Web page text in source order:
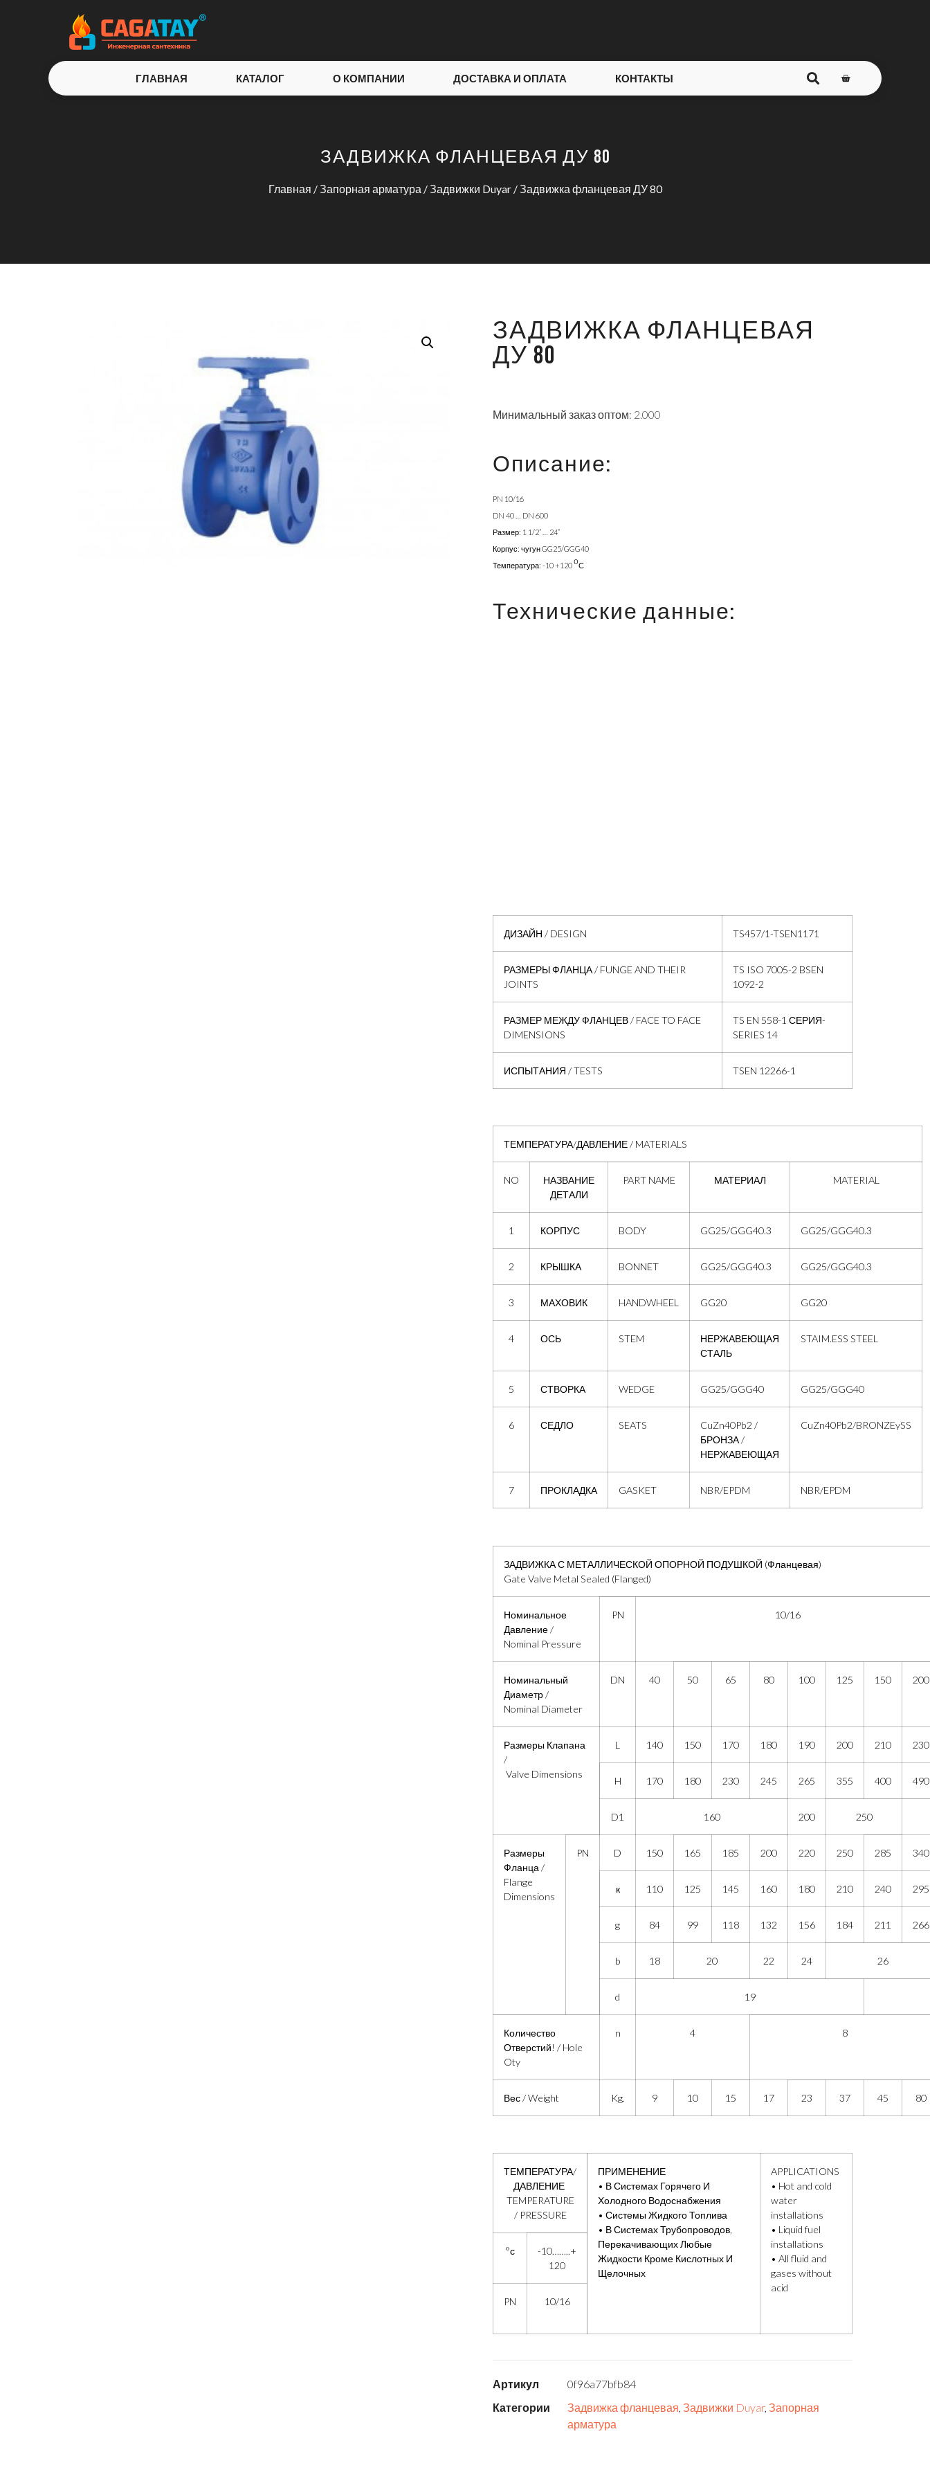
ГЛАВНАЯ КАТАЛОГ О КОМПАНИИ ДОСТАВКА И ОПЛАТА КОНТАКТЫ
ЗАДВИЖКА ФЛАНЦЕВАЯ ДУ 80
Главная / Запорная арматура / Задвижки Duyar/ Задвижка фланцевая ДУ 80
ЗАДВИЖКА ФЛАНЦЕВАЯ
ДУ 80
Минимальный заказ оптом: 2.000
Описание:
PN 10/16
DN 40 … DN 600
Размер: 1 1/2” … 24”
Корпус: чугун GG25/GGG40
Температура: -10 +120оС
Технические данные:
ДИЗАЙН / DESIGN TS457/1-TSEN1171
РАЗМЕРЫ ФЛАНЦА / FUNGE AND THEIR
JOINTS
TS ISO 7005-2 BSEN
1092-2
РАЗМЕР МЕЖДУ ФЛАНЦЕВ / FACE TO FACE
DIMENSIONS
TS EN 558-1 СЕРИЯ-
SERIES 14
ИСПЫТАНИЯ / TESTS TSEN 12266-1
ТЕМПЕРАТУРА/ДАВЛЕНИЕ / MATERIALS
NO
НАЗВАНИЕ
ДЕТАЛИ
PART NAME МАТЕРИАЛ MATERIAL
1 КОРПУС BODY GG25/GGG40.3 GG25/GGG40.3
2 КРЫШКА BONNET GG25/GGG40.3 GG25/GGG40.3
3 МАХОВИК HANDWHEEL GG20 GG20
4 ОСЬ STEM
НЕРЖАВЕЮЩАЯ
СТАЛЬ
STAIM.ESS STEEL
5 СТВОРКА WEDGE GG25/GGG40 GG25/GGG40
6 СЕДЛО SEATS
CuZn40Pb2 /
БРОНЗА /
НЕРЖАВЕЮЩАЯ
CuZn40Pb2/BRONZEySS
7 ПРОКЛАДКА GASKET NBR/EPDM NBR/EPDM
ЗАДВИЖКА С МЕТАЛЛИЧЕСКОЙ ОПОРНОЙ ПОДУШКОЙ (Фланцевая)
Gate Valve Metal Sealed (Flanged)
Номинальное
Давление /
Nominal Pressure
PN 10/16
Номинальный
Диаметр /
Nominal Diameter
DN 40 50 65 80 100 125 150 200
Размеры Клапана
/
Valve Dimensions
L 140 150 170 180 190 200 210 230
H 170 180 230 245 265 355 400 490
D1 160 200 250
Размеры
Фланца /
Flange
Dimensions
PN D 150 165 185 200 220 250 285 340
к 110 125 145 160 180 210 240 295
g 84 99 118 132 156 184 211 266
b 18 20 22 24 26
d 19
Количество
Отверстий! / Hole
Oty
n 4 8
Вес / Weight Kg. 9 10 15 17 23 37 45 80
ТЕМПЕРАТУРА/
ДАВЛЕНИЕ
TEMPERATURE
/ PRESSURE
ПРИМЕНЕНИЕ
• В Системах Горячего И
Холодного Водоснабжения
• Системы Жидкого Топлива
• В Системах Трубопроводов,
Перекачивающих Любые
Жидкости Кроме Кислотных И
Щелочных
APPLICATIONS
• Hot and cold
water
installations
• Liquid fuel
installations
• All fluid and
gases without
acid
°с
-10……..+
120
PN 10/16
Артикул
0f96a77bfb84
Категории
Задвижка фланцевая, Задвижки Duyar, Запорная
арматура